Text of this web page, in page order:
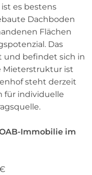
es bestens
Dachboden
Flächen
Das
und befindet sich in
Mieterstruktur ist
steht derzeit
für individuelle
Immobilie im